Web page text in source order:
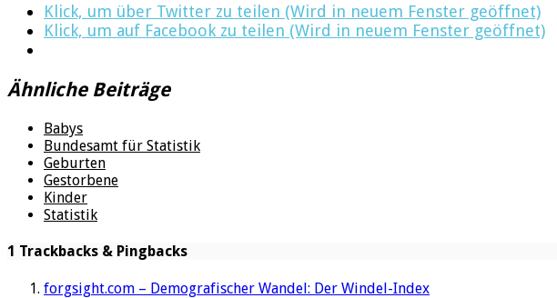
Klick, um über Twitter zu teilen (Wird in neuem Fenster geöffnet)
Klick, um auf Facebook zu teilen (Wird in neuem Fenster geöffnet)
Ähnliche Beiträge
Babys
Bundesamt für Statistik
Geburten
Gestorbene
Kinder
Statistik
1 Trackbacks & Pingbacks
forgsight.com – Demografischer Wandel: Der Windel-Index